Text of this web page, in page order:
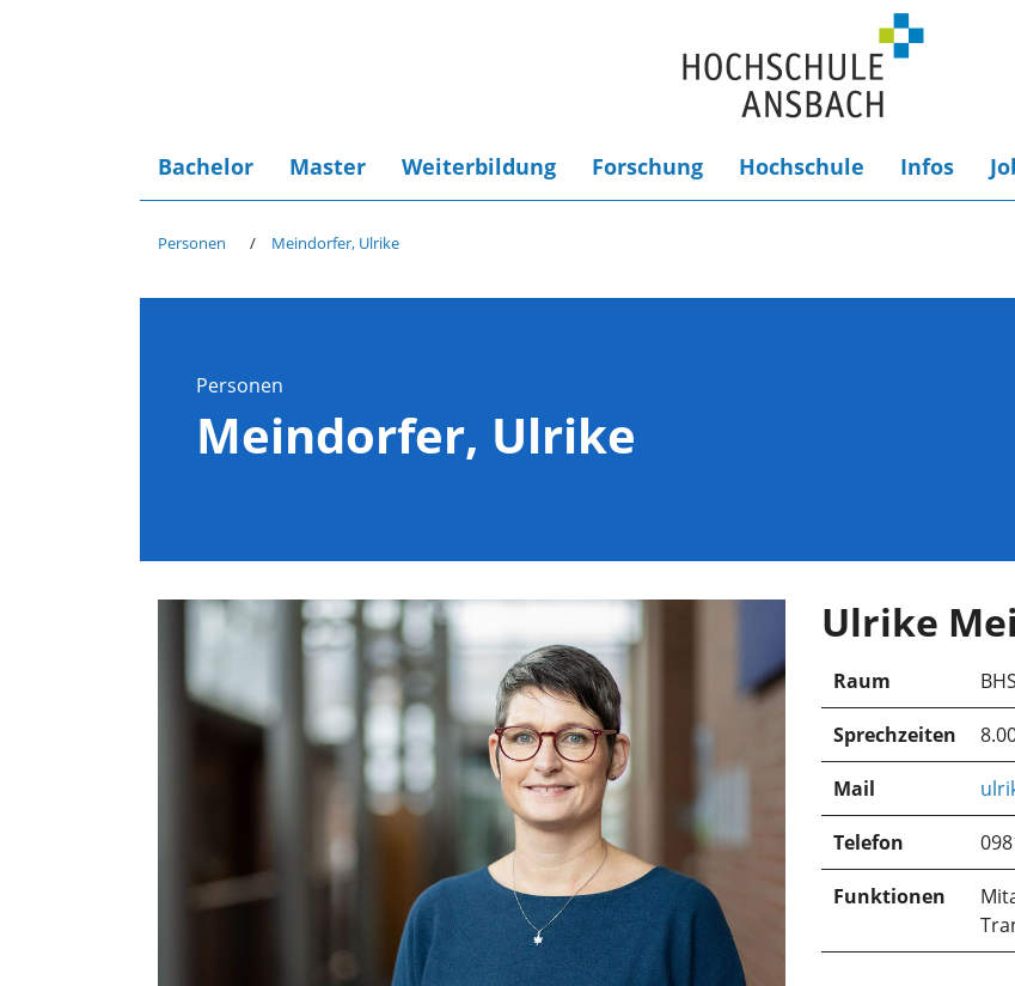
Bachelor Master Weiterbildung Forschung Hochschule Infos
Personen Meindorfer, Ulrike
Personen
Meindorfer, Ulrike
Ulrike
Raum
Sprechzeiten
Mail
Telefon
Funktionen